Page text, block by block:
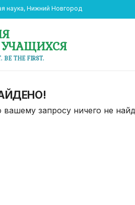
наука, Нижний Новгород
УЧАЩИХСЯ
BE THE FIRST.
запросу ничего не